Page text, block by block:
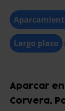
Largo plazo
Aparcar
Corvera.